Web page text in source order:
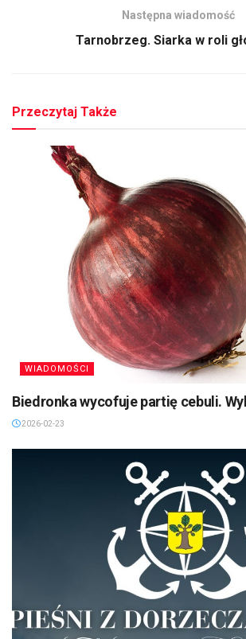
Następna wiadomość
Tarnobrzeg. Siarka w roli
Przeczytaj Także
WIADOMOŚCI
Biedronka wycofuje partię cebuli.
2026-02-23